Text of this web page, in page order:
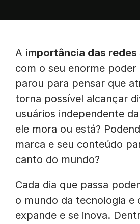
A importância das redes
com o seu enorme poder
parou para pensar que
torna possível alcançar
usuários independente
ele mora ou está?
marca e seu conteúdo
canto do mundo?
Cada dia que passa
o mundo da tecnologia e
expande e se inova.